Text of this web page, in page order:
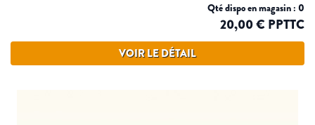
Qté dispo en magasin : 0
20,00 € PPTTC
VOIR LE DÉTAIL